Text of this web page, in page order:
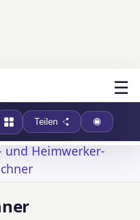
☰
Teilen
und Heimwerker-